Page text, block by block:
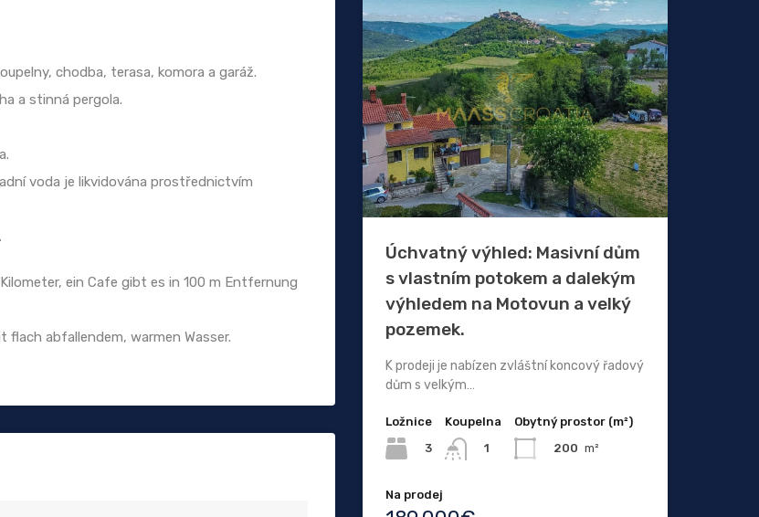
chodba, terasa, komora a garáž.
a stinná pergola.
voda je likvidována prostřednictvím
ein Cafe gibt es in 100 m Entfernung
flach abfallendem, warmen Wasser.
Úchvatný výhled: Masivní dům
s vlastním potokem a dalekým
výhledem na Motovun a velký
pozemek.
K prodeji je nabízen zvláštní koncový řadový
dům s velkým…
Ložnice
3
Koupelna
1
Obytný prostor (m²)
200 m²
Na prodej